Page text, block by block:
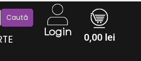
Login 0,00 lei